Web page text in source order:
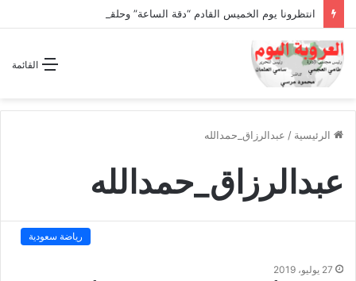
القائمة
الرئيسية / عبدالرزاق_حمدالله
عبدالرزاق_حمدالله
رياضة سعودية
27 يوليو، 2019